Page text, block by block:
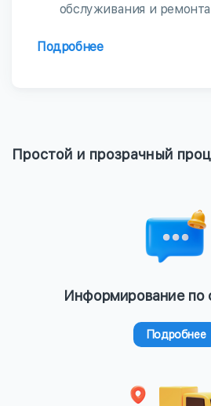
обслуживания и
Подробнее
Простой и прозрачный
Информирование по
Подробнее